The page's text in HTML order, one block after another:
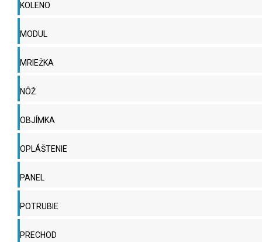
KOLENO
MODUL
MRIEŽKA
NÔŽ
OBJÍMKA
OPLÁŠTENIE
PANEL
POTRUBIE
PRECHOD